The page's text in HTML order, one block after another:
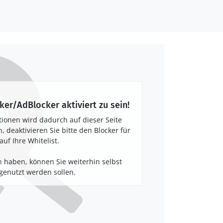
AdBlocker aktiviert zu sein!
wird dadurch auf dieser Seite
deaktivieren Sie bitte den Blocker für
Ihre Whitelist.
können Sie weiterhin selbst
werden sollen.